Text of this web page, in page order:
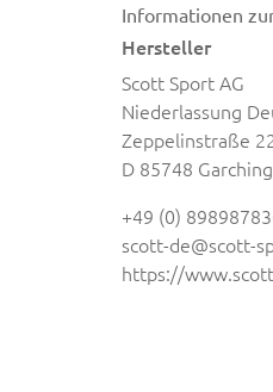
Informationen
Hersteller
Scott Sport AG
Niederlassung
Zeppelinstraße
D 85748 Garching
+49 (0)
scott-de@scott-
https://